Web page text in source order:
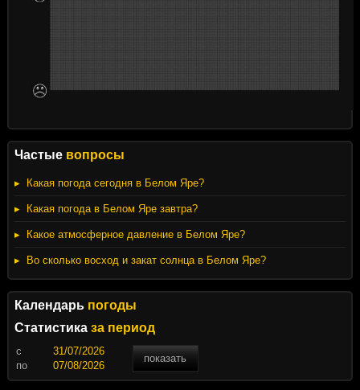
Частыевопросы
Какая погода сегодня в Белом Яре?
Какая погода в Белом Яре завтра?
Какое атмосферное давление в Белом Яре?
Во сколько восход и закат солнца в Белом Яре?
Календарь погоды
Статистика за период
c
показать
по